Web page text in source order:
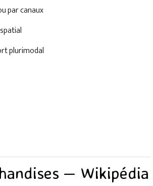
par canaux
plurimodal
— Wikipédia